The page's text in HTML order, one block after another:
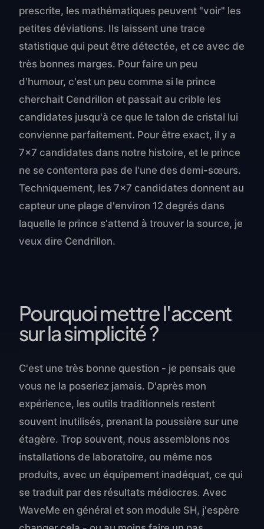
prescrite, les mathématiques peuvent "voir" les
petites déviations. Ils laissent une trace
statistique qui peut être détectée, et ce avec de
très bonnes marges. Pour faire un peu
d'humour, c'est un peu comme si le prince
cherchait Cendrillon et passait au crible les
candidates jusqu'à ce que le talon de cristal lui
convienne parfaitement. Pour être exact, il y a
7×7 candidates dans notre histoire, et le prince
ne se contentera pas de l'une des demi-sœurs.
Techniquement, les 7×7 candidates donnent au
capteur une plage d'environ 12 degrés dans
laquelle le prince s'attend à trouver la source, je
veux dire Cendrillon.
Pourquoi mettre l'accent
sur la simplicité ?
C'est une très bonne question - je pensais que
vous ne la poseriez jamais. D'après mon
expérience, les outils traditionnels restent
souvent inutilisés, prenant la poussière sur une
étagère. Trop souvent, nous assemblons nos
installations de laboratoire, ou même nos
produits, avec un équipement inadéquat, ce qui
se traduit par des résultats médiocres. Avec
WaveMe en général et son module SH, j'espère